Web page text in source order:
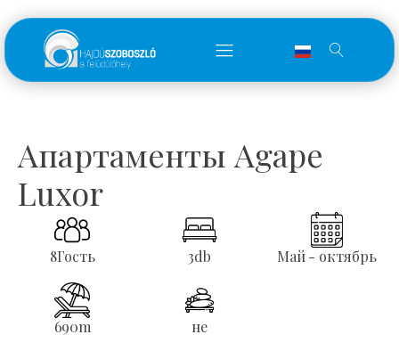
Апартаменты Agape
Luxor
8Гость 3db Май - октябрь
690m
не